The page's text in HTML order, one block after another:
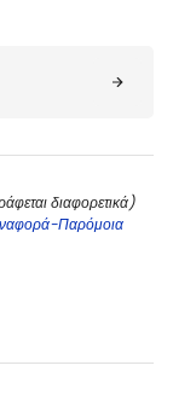
διαφορετικά)
Παρόμοια